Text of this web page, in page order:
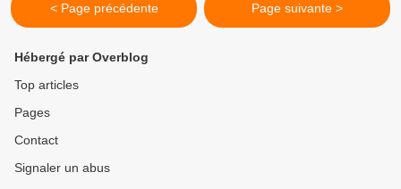
< Page précédente Page suivante >
Hébergé par Overblog
Top articles
Pages
Contact
Signaler un abus